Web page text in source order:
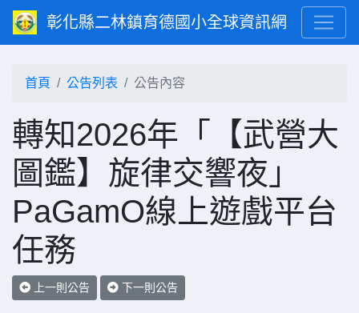
彰化縣二林鎮育德國小全球資訊網
首頁 公告列表 公告內容
轉知2026年「【武營大
圖鑑】旋律交響夜」
PaGamO線上遊戲平台
任務
上一則公告 下一則公告